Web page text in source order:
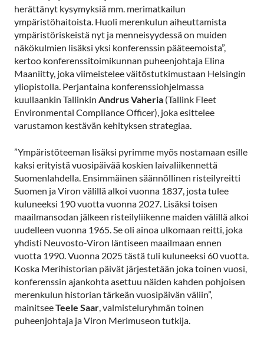
herättänyt kysymyksiä mm. merimatkailun
ympäristöhaitoista. Huoli merenkulun aiheuttamista
ympäristöriskeistä nyt ja menneisyydessä on muiden
näkökulmien lisäksi yksi konferenssin pääteemoista”,
kertoo konferenssitoimikunnan puheenjohtaja Elina
Maaniitty, joka viimeistelee väitöstutkimustaan Helsingin
yliopistolla. Perjantaina konferenssiohjelmassa
kuullaankin Tallinkin Andrus Vaheria (Tallink Fleet
Environmental Compliance Officer), joka esittelee
varustamon kestävän kehityksen strategiaa.
”Ympäristöteeman lisäksi pyrimme myös nostamaan esille
kaksi erityistä vuosipäivää koskien laivaliikennettä
Suomenlahdella. Ensimmäinen säännöllinen risteilyreitti
Suomen ja Viron välillä alkoi vuonna 1837, josta tulee
kuluneeksi 190 vuotta vuonna 2027. Lisäksi toisen
maailmansodan jälkeen risteilyliikenne maiden välillä alkoi
uudelleen vuonna 1965. Se oli ainoa ulkomaan reitti, joka
yhdisti Neuvosto-Viron läntiseen maailmaan ennen
vuotta 1990. Vuonna 2025 tästä tuli kuluneeksi 60 vuotta.
Koska Merihistorian päivät järjestetään joka toinen vuosi,
konferenssin ajankohta asettuu näiden kahden pohjoisen
merenkulun historian tärkeän vuosipäivän väliin”,
mainitseeTeele Saar , valmisteluryhmän toinen
puheenjohtaja ja Viron Merimuseon tutkija.